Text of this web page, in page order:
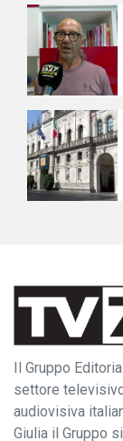
Il Gruppo
settore
audiovisiva
Giulia il Gruppo